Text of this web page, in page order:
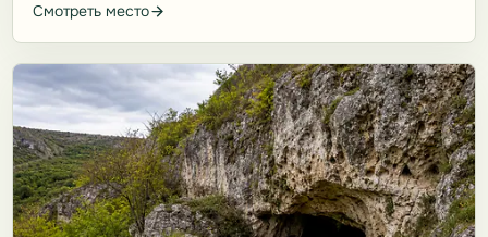
Смотреть место